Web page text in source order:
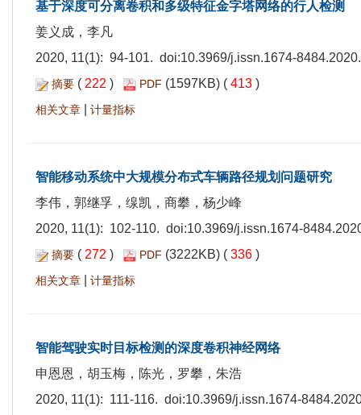
基于深度可分离卷积和多级特征金字塔网络的行人检测
姜义成，李凡
2020, 11(1): 94-101. doi:10.3969/j.issn.1674-
摘要 ( 222 ) PDF (1597KB) ( 413 )
相关文章 计量指标
智能移动系统中大规模分布式车辆路径规划问题研究
李伟，郭继孚，缐凯，商攀，杨少峰
2020, 11(1): 102-110. doi:10.3969/j.issn.1674-
摘要 ( 272 ) PDF (3222KB) ( 336 )
相关文章 计量指标
智能驾驶实时目标检测的深度卷积神经网络
申恩恩，胡玉梅，陈光，罗攀，朱浩
2020, 11(1): 111-116. doi:10.3969/j.issn.1674-